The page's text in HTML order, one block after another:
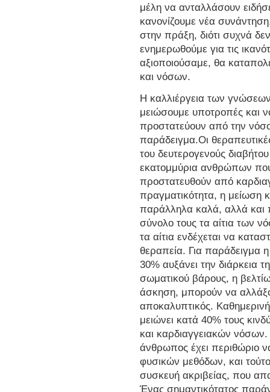
μέλη να ανταλλάσουν
κανονίζουμε νέα
στην πράξη, διότι συχνά
ενημερωθούμε για τις
αξιοποιούσαμε, θα
και νόσων.
Η καλλιέργεια των
μειώσουμε υποτροπές και
προστατεύουν από την
παράδειγμα.Οι
του δευτερογενούς
εκατομμύρια ανθρώπων
προστατευθούν από
πραγματικότητα, η μείωση
παράλληλα καλά, αλλά και
σύνολο τους τα αίτια των
τα αίτια ενδέχεται να
θεραπεία. Για παράδειγμα
30% αυξάνει την διάρκεια
σωματικού βάρους, η
άσκηση, μπορούν να
αποκαλυπτικός.
μειώνει κατά 40% τους
και καρδιαγγειακών
άνθρωπος έχει περιθώριο
φυσικών μεθόδων, και
συσκευή ακριβείας, που
Ένας σημαντικότατος